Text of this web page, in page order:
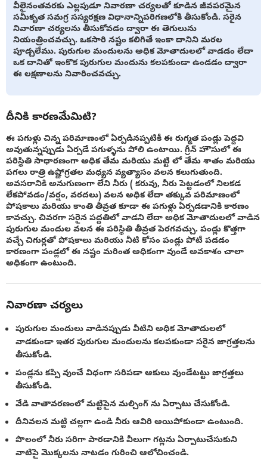
వీలైనంతవరకు ఎల్లపుడూ నివారణా చర్యలతో కూడిన జీవపరమైన
సమీకృత సమగ్ర సస్యరక్షణ విధానాన్నిపరిగణలోకి తీసుకోండి. సరైన
నివారణా చర్యలను తీసుకోవడం ద్వారా ఈ తెగులును
నియంత్రించవచ్చు. ఒకసారి నష్టం కలిగితే ఇంకా దానిని మరల
పూడ్చలేము. పురుగుల మందులను అధిక మోతాదులలో వాడడం లేదా
ఒక దానితో ఇంకొక పురుగుల మందును కలపకుండా ఉండడం ద్వారా
ఈ లక్షణాలను నివారించవచ్చు.
దీనికి కారణమేమిటి?
ఈ పగుళ్లు చిన్న పరిమాణంలో ఏర్పడినప్పటికీ ఈ రుగ్మత పండ్లు పెద్దవి
అవుతున్నప్పుడు ఏర్పడే పగుళ్ళను పోలి ఉంటాయి. గ్రీన్ హౌసులో ఈ
పరిస్థితి సాధారణంగా అధిక తేమ మరియు మట్టి లో తేమ శాతం మరియు
పగలు రాత్రి ఉష్ణోగ్రతల మధ్యన వ్యత్యాసం వలన కలుగుతుంది.
అవసరానికి అనుగుణంగా లేని నీరు ( కరువు, నీరు పెట్టడంలో నిలకడ
లేకపోవడం/వర్షం, వరదలు) వలన అధిక లేదా తక్కువ పరిమాణంలో
పోషకాలు మరియు కాంతి తీవ్రత కూడా ఈ పగుళ్లు ఏర్పడడానికి కారణం
కావచ్చు. చివరగా సరైన పద్దతిలో వాడని లేదా అధిక మోతాదులలో వాడిన
పురుగుల మందుల వలన ఈ పరిస్థితి తీవ్రత పెరగవచ్చు. పండ్లు కొత్తగా
వచ్చే చిగుర్లతో పోషకాలు మరియు నీటి కోసం పండ్లు పోటీ పడడం
కారణంగా పండ్లలో ఈ నష్టం మరింత అధికంగా వుండే అవకాశం చాలా
అధికంగా ఉంటుంది.
నివారణా చర్యలు
పురుగుల మందులు వాడినప్పుడు వీటిని అధిక మోతాదులలో
వాడకుండా ఇతర పురుగుల మందులను కలపకుండా సరైన జాగ్రత్తలను
తీసుకోండి.
పండ్లను కప్పి వుంచే విధంగా సరిపడా ఆకులు వుండేటట్టు జాగ్రత్తలు
తీసుకోండి.
వేడి వాతావరణంలో మట్టిపైన మల్చింగ్ ను ఏర్పాటు చేసుకోండి.
దీనివలన మట్టి చల్లగా ఉండి నీరు ఆవిరి అయిపోకుండా ఉంటుంది.
పొలంలో నీరు సరిగా పారడానికి వీలుగా గట్లను ఏర్పాటుచేసుకుని
వాటిపై మొక్కలను నాటడం గురించి ఆలోచించండి.